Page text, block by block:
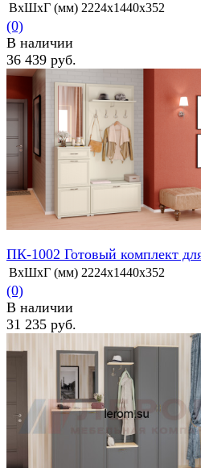
избранное сравнить
ВхШхГ (мм) 2224х1440х352
(0)
В наличии
36 439 руб.
избранное сравнить
ПК-1002 Готовый комплект
ВхШхГ (мм) 2224х1440х352
(0)
В наличии
31 235 руб.